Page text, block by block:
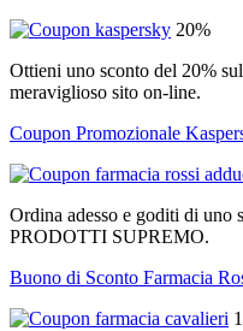
20%
Ottieni uno sconto del 20%
meraviglioso sito on-line.
Coupon Promozionale
Ordina adesso e goditi di uno
PRODOTTI SUPREMO.
Buono di Sconto Farmacia